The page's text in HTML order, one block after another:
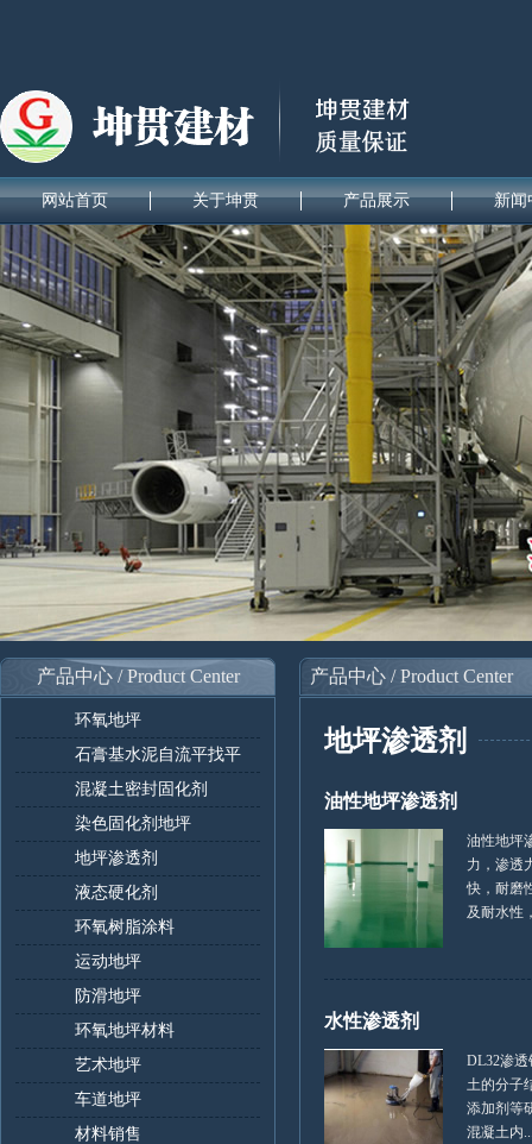
网站首页 关于坤贯 产品展示 新闻
产品中心 / Product Center
环氧地坪
石膏基水泥自流平找平
混凝土密封固化剂
染色固化剂地坪
地坪渗透剂
液态硬化剂
环氧树脂涂料
运动地坪
防滑地坪
环氧地坪材料
艺术地坪
车道地坪
材料销售
产品中心 / Product Center
地坪渗透剂
油性地坪渗透剂
油性地坪
力，渗透
快，耐磨
及耐水性
水性渗透剂
DL32渗
土的分子
添加剂等
混凝土内